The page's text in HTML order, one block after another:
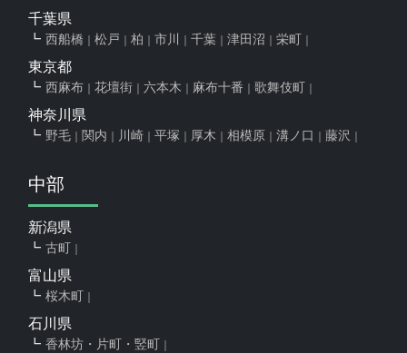
千葉県
西船橋 松戸 柏 市川 千葉 津田沼 栄町
東京都
西麻布 花壇街 六本木 麻布十番 歌舞伎町
神奈川県
野毛 関内 川崎 平塚 厚木 相模原 溝ノ口 藤沢
中部
新潟県
古町
富山県
桜木町
石川県
香林坊・片町・竪町